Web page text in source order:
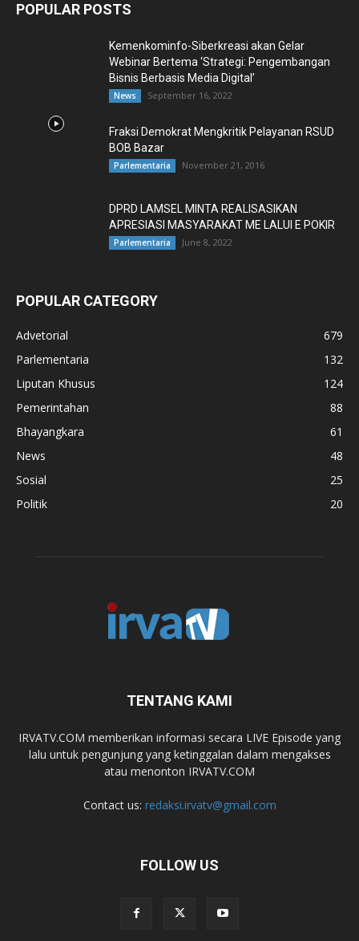
POPULAR POSTS
Kemenkominfo-Siberkreasi akan Gelar
Webinar Bertema ‘Strategi: Pengembangan
Bisnis Berbasis Media Digital’
News September 16, 2022
Fraksi Demokrat Mengkritik Pelayanan RSUD
BOB Bazar
Parlementaria November 21, 2016
DPRD LAMSEL MINTA REALISASIKAN
APRESIASI MASYARAKAT ME LALUI E POKIR
Parlementaria June 8, 2022
POPULAR CATEGORY
Advetorial
679
Parlementaria
132
Liputan Khusus
124
Pemerintahan
88
Bhayangkara
61
News
48
Sosial
25
Politik
20
TENTANG KAMI
IRVATV.COM memberikan informasi secara LIVE Episode yang
lalu untuk pengunjung yang ketinggalan dalam mengakses
atau menonton IRVATV.COM
Contact us: redaksi.irvatv@gmail.com
FOLLOW US